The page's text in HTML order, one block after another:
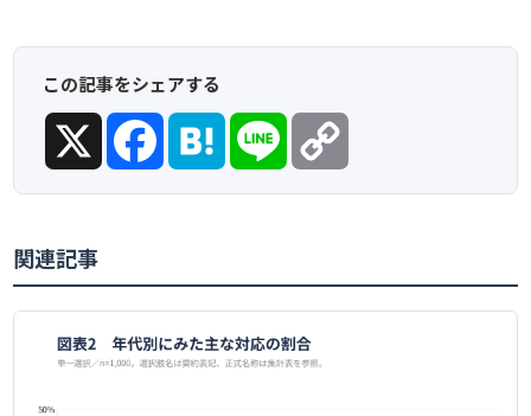
この記事をシェアする
X FacebookHatenaLine
関連記事